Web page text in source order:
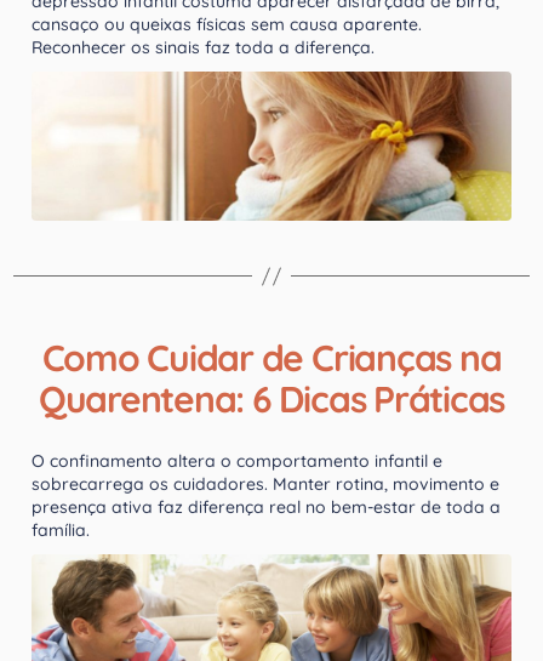
cansaço ou queixas físicas sem causa aparente.
Reconhecer os sinais faz toda a diferença.
Como Cuidar de Crianças na
Quarentena: 6 Dicas Práticas
O confinamento altera o comportamento infantil e
sobrecarrega os cuidadores. Manter rotina, movimento e
presença ativa faz diferença real no bem-estar de toda a
família.